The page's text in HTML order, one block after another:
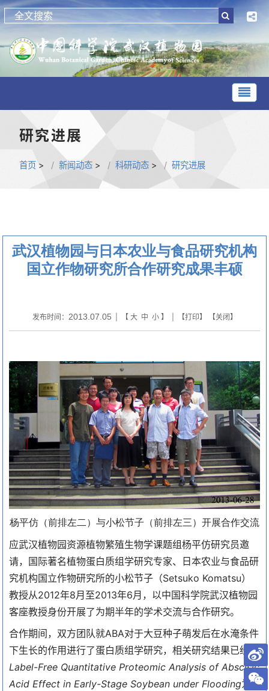
研究进展
首页 > 新闻动态 > 科研动态 > 研究进展
武汉植物园与日本农业与食品研究机构
国立作物研究所合作研究成果丰硕
发布时间： 2013.07.05 | 【 大 中 小】 | 【打印】 【关闭】
杨平仿（前排左二）与小松节子（前排左三）开展合作交流
应武汉植物园资源植物繁殖生物学课题组杨平仿研究员邀
请，国际著名植物蛋白质组学研究专家、日本农业与食品研
究机构国立作物研究所的小松节子（Setsuko Komatsu）
教授从2012年8月至2013年6月，以中国科学院武汉植物园
客座教授身份开展了为期半年的学术交流与合作研究。
合作期间，双方团队就ABA对于大豆种子萌发后在水淹条件
下生长的作用进行了蛋白质组学研究，相关研究结果已经以
Label-Free Quantitative Proteomic Analysis of Abscisic
Acid Effect in Early-Stage Soybean under Flooding为